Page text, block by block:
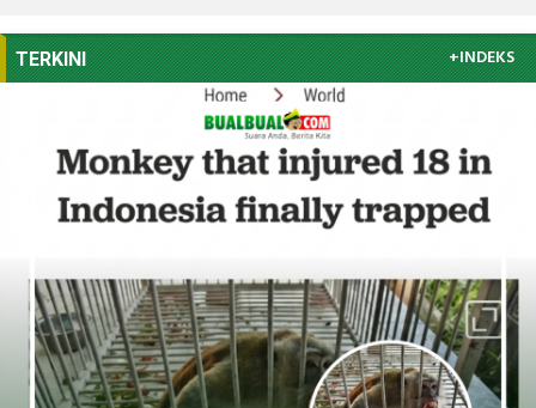
TERKINI +INDEKS